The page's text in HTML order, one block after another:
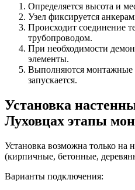
Определяется высота и
Узел фиксируется
Происходит соединение
трубопроводом.
При необходимости
элементы.
Выполняются монтажные
запускается.
Установка
Луховцах этапы
Установка возможна только на
(кирпичные, бетонные,
Варианты подключения: